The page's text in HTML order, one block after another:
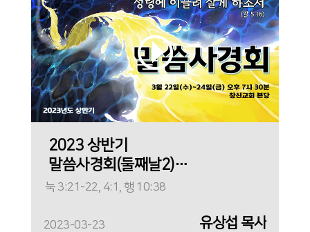
2023 상반기
말씀사경회(둘째날2)_
성령에 이끌려 사신
눅 3:21-22, 4:1, 행 10:38
2023-03-23 유상섭 목사